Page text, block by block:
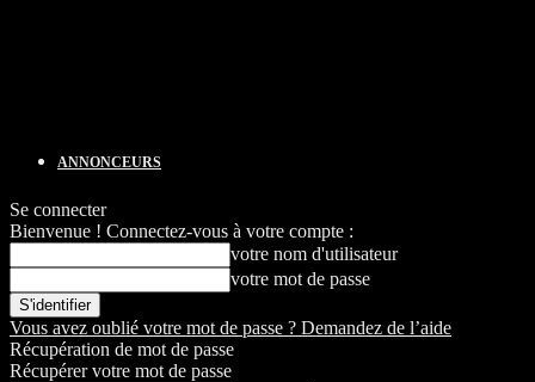
ANNONCEURS
Se connecter
Bienvenue ! Connectez-vous à votre compte :
votre nom d'utilisateur
votre mot de passe
Vous avez oublié votre mot de passe ? Demandez de l’aide
Récupération de mot de passe
Récupérer votre mot de passe